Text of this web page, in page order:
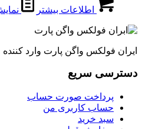
اطلاعات بیشتر
ایران فولکس واگن پارت وارد
دسترسی سریع
پرداخت صورت حساب
حساب کاربری من
سبد خرید